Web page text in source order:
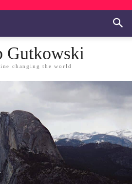
Gutkowski
changing the world